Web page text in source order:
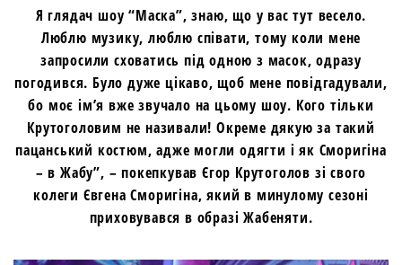
Я глядач шоу “Маска”, знаю, що у вас тут весело.
Люблю музику, люблю співати, тому коли мене
запросили сховатись під одною з масок, одразу
погодився. Було дуже цікаво, щоб мене повідгадували,
бо моє ім’я вже звучало на цьому шоу. Кого тільки
Крутоголовим не називали! Окреме дякую за такий
пацанський костюм, адже могли одягти і як Сморигіна
– в Жабу”, – покепкував Єгор Крутоголов зі свого
колеги Євгена Сморигіна, який в минулому сезоні
приховувався в образі Жабеняти.